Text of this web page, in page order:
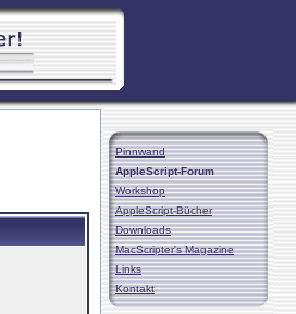
Pinnwand
AppleScript-Forum
Workshop
AppleScript-Bücher
Downloads
MacScripter's Magazine
Links
Kontakt